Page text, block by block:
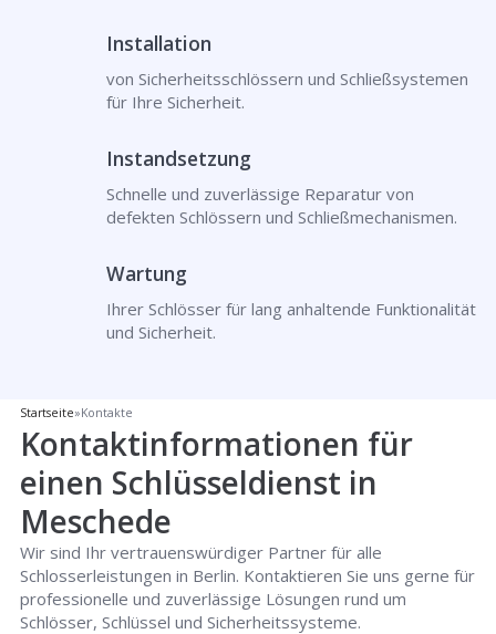
Installation
von Sicherheitsschlössern und Schließsystemen
für Ihre Sicherheit.
Instandsetzung
Schnelle und zuverlässige Reparatur von
defekten Schlössern und Schließmechanismen.
Wartung
Ihrer Schlösser für lang anhaltende Funktionalität
und Sicherheit.
Startseite»Kontakte
Kontaktinformationen für
einen Schlüsseldienst in
Meschede
Wir sind Ihr vertrauenswürdiger Partner für alle
Schlosserleistungen in Berlin. Kontaktieren Sie uns gerne für
professionelle und zuverlässige Lösungen rund um
Schlösser, Schlüssel und Sicherheitssysteme.